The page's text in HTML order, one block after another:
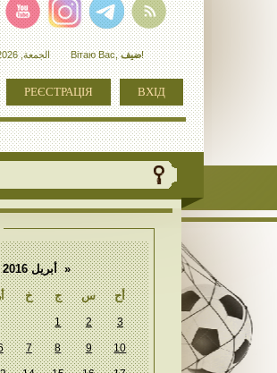
الجمعة, 07.08.2026, 04:45 Вітаю Вас,ضيف!
РЕЄСТРАЦІЯ ВХІД
أبريل 2016 »
خ ج س أح
1 2 3
7 8 9 10